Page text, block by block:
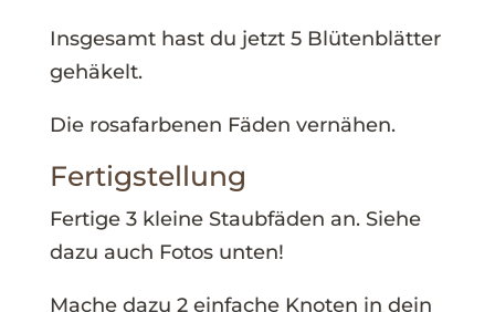
Insgesamt hast du jetzt 5 Blütenblätter
gehäkelt.
Die rosafarbenen Fäden vernähen.
Fertigstellung
Fertige 3 kleine Staubfäden an. Siehe
dazu auch Fotos unten!
Mache dazu 2 einfache Knoten in dein